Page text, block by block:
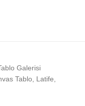
Galerisi
Tablo, Latife,